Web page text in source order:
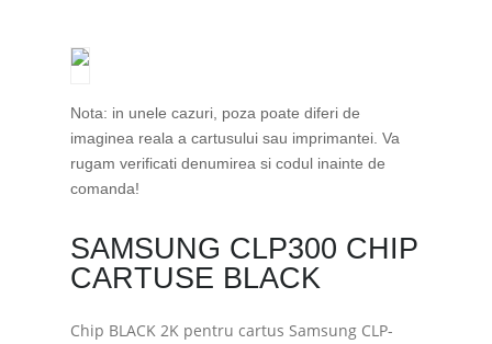
Nota: in unele cazuri, poza poate diferi de
imaginea reala a cartusului sau imprimantei. Va
rugam verificati denumirea si codul inainte de
comanda!
SAMSUNG CLP300 CHIP
CARTUSE BLACK
Chip BLACK 2K pentru cartus Samsung CLP-